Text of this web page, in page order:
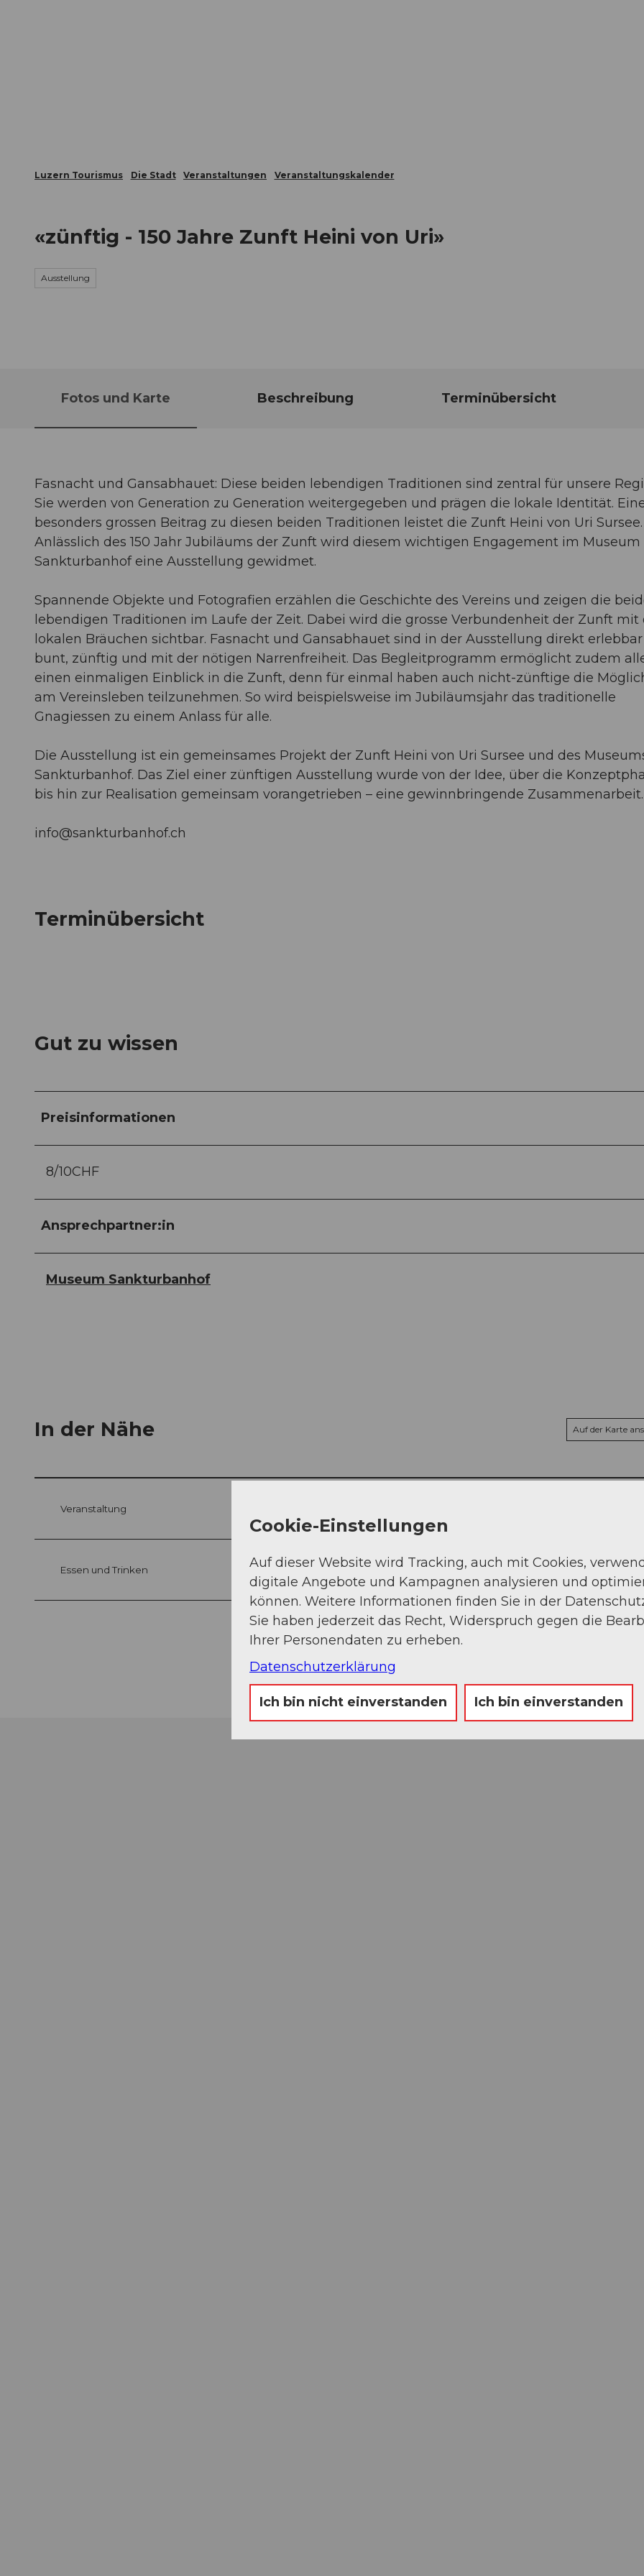
Luzern Tourismus Die Stadt Veranstaltungen Veranstaltungskalender
«zünftig - 150 Jahre Zunft Heini von Uri»
Ausstellung
Fotos und Karte Beschreibung Terminübersicht
Fasnacht und Gansabhauet: Diese beiden lebendigen Traditionen sind zentral für unsere
Sie werden von Generation zu Generation weitergegeben und prägen die lokale Identität.
besonders grossen Beitrag zu diesen beiden Traditionen leistet die Zunft Heini von Uri Sursee.
Anlässlich des 150 Jahr Jubiläums der Zunft wird diesem wichtigen Engagement im Museum
Sankturbanhof eine Ausstellung gewidmet.
Spannende Objekte und Fotografien erzählen die Geschichte des Vereins und zeigen die
lebendigen Traditionen im Laufe der Zeit. Dabei wird die grosse Verbundenheit der Zunft mit
lokalen Bräuchen sichtbar. Fasnacht und Gansabhauet sind in der Ausstellung direkt erlebbar
bunt, zünftig und mit der nötigen Narrenfreiheit. Das Begleitprogramm ermöglicht zudem
einen einmaligen Einblick in die Zunft, denn für einmal haben auch nicht-zünftige die
am Vereinsleben teilzunehmen. So wird beispielsweise im Jubiläumsjahr das traditionelle
Gnagiessen zu einem Anlass für alle.
Die Ausstellung ist ein gemeinsames Projekt der Zunft Heini von Uri Sursee und des
Sankturbanhof. Das Ziel einer zünftigen Ausstellung wurde von der Idee, über die
bis hin zur Realisation gemeinsam vorangetrieben – eine gewinnbringende Zusammenarbeit.
info@sankturbanhof.ch
Terminübersicht
Gut zu wissen
Preisinformationen
8/10CHF
Ansprechpartner:in
Museum Sankturbanhof
In der Nähe Auf der Karte
Veranstaltung
Essen und Trinken
Cookie-Einstellungen
Auf dieser Website wird Tracking, auch mit Cookies,
digitale Angebote und Kampagnen analysieren und
können. Weitere Informationen finden Sie in der
Sie haben jederzeit das Recht, Widerspruch gegen die
Ihrer Personendaten zu erheben.
Datenschutzerklärung
Ich bin nicht einverstanden Ich bin einverstanden